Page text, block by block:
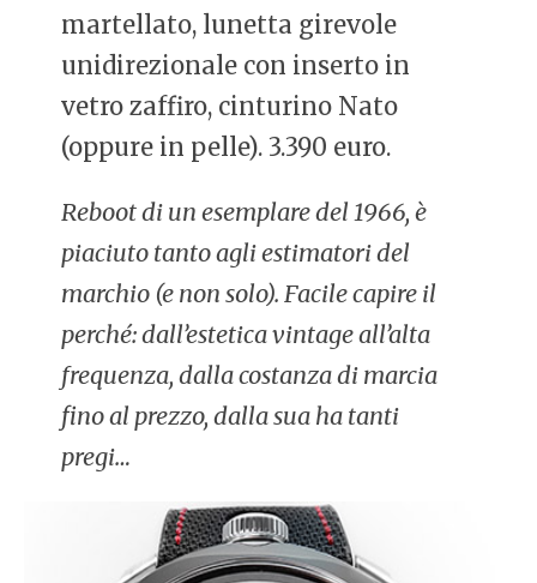
martellato, lunetta girevole
unidirezionale con inserto in
vetro zaffiro, cinturino Nato
(oppure in pelle). 3.390 euro.
Reboot di un esemplare del 1966, è
piaciuto tanto agli estimatori del
marchio (e non solo). Facile capire il
perché: dall’estetica vintage all’alta
frequenza, dalla costanza di marcia
fino al prezzo, dalla sua ha tanti
pregi…